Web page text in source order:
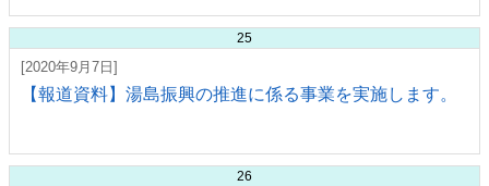
25
[2020年9月7日]
【報道資料】湯島振興の推進に係る事業を実施します。
26